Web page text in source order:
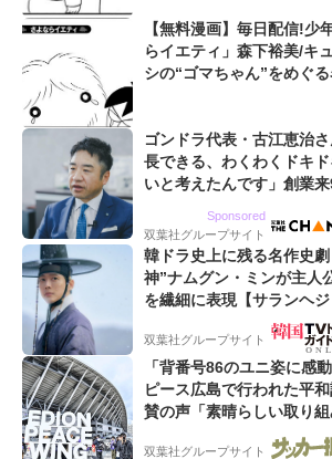
【無料漫画】毎日配信!少
らイエティ」森下裕美/キ
シの“ゴマちゃん”をめぐ
ゴンドラ代表・古江恵治
長できる、わくわくドキ
いと考えたんです」創業
Sponsored
双葉社グループサイト
韓ドラ史上に残る名作史
神”ナムグン・ミンが主人
を繊細に表現【サランヘジ
双葉社グループサイト
「背番号86のユニ姿に感
ピース広島で行われた平
賛の声「素晴らしい取り
双葉社グループサイト